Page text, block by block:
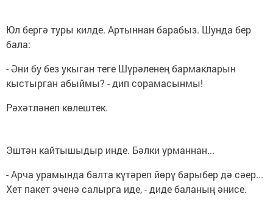
Юл бергә туры килде. Артыннан барабыз. Шунда бер
бала:
- Әни бу без укыган теге Шүрәленең бармакларын
кыстырган абыймы? - дип сорамасынмы!
Рәхәтләнеп көлештек.
Эштән кайтышыдыр инде. Бәлки урманнан...
- Арча урамында балта күтәреп йөрү барыбер дә сәер...
Хет пакет эченә салырга иде, - диде баланың әнисе.